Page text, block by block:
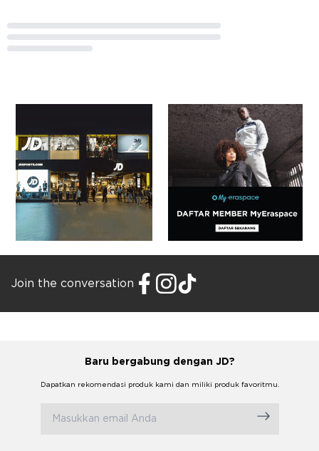
Join the conversation
Baru bergabung dengan JD?
Dapatkan rekomendasi produk kami dan miliki produk favoritmu.